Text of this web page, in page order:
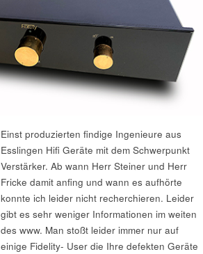
Einst produzierten findige Ingenieure aus
Esslingen Hifi Geräte mit dem Schwerpunkt
Verstärker. Ab wann Herr Steiner und Herr
Fricke damit anfing und wann es aufhörte
konnte ich leider nicht recherchieren. Leider
gibt es sehr weniger Informationen im weiten
des www. Man stoßt leider immer nur auf
einige Fidelity- User die Ihre defekten Geräte